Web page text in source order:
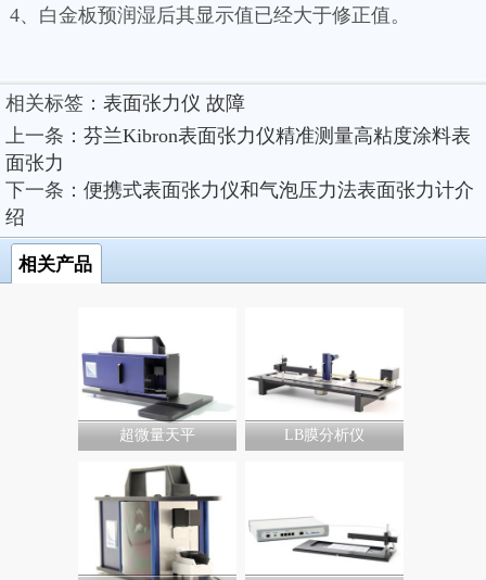
4、白金板预润湿后其显示值已经大于修正值。
相关标签： 表面张力仪 故障
上一条： 芬兰Kibron表面张力仪精准测量高粘度涂料表
面张力
下一条： 便携式表面张力仪和气泡压力法表面张力计介
绍
相关产品
超微量天平 LB膜分析仪